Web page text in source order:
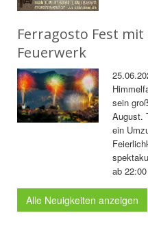
Ferragosto Fest mit
Feuerwerk
sein
August.
ein
ab
Alle Neuigkeiten anzeigen